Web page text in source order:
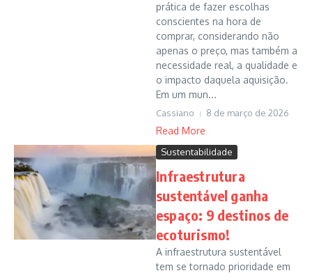
prática de fazer escolhas
conscientes na hora de
comprar, considerando não
apenas o preço, mas também a
necessidade real, a qualidade e
o impacto daquela aquisição.
Em um mun...
Cassiano 8 de março de 2026
Read More
Sustentabilidade
Infraestrutura
sustentável ganha
espaço: 9 destinos de
ecoturismo!
A infraestrutura sustentável
tem se tornado prioridade em